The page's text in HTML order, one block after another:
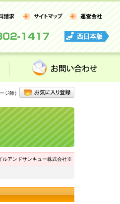
西日本版
お問い合わせ
ジ師）
ルアンドサンキュー株式会社※